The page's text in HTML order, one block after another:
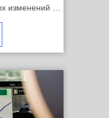
изменений …